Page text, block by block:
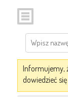
Informujemy,
dowiedzieć